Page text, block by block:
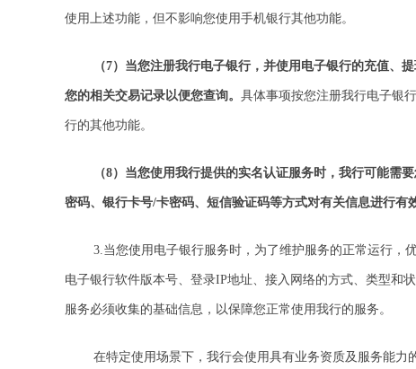
使用上述功能，但不影响您使用手机银行其他功能。
（7）当您注册我行电子银行，并使用电子银行的充值
您的相关交易记录以便您查询。 具体事项按您注册我行电子银
行的其他功能。
（8）当您使用我行提供的实名认证服务时，我行可能
密码、银行卡号/卡密码、短信验证码等方式对有关信息进行有
3.当您使用电子银行服务时，为了维护服务的正常运行，
电子银行软件版本号、登录IP地址、接入网络的方式、类型和
服务必须收集的基础信息，以保障您正常使用我行的服务。
在特定使用场景下，我行会使用具有业务资质及服务能